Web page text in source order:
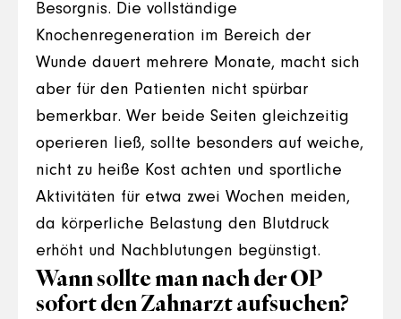
Besorgnis. Die vollständige
Knochenregeneration im Bereich der
Wunde dauert mehrere Monate, macht sich
aber für den Patienten nicht spürbar
bemerkbar. Wer beide Seiten gleichzeitig
operieren ließ, sollte besonders auf weiche,
nicht zu heiße Kost achten und sportliche
Aktivitäten für etwa zwei Wochen meiden,
da körperliche Belastung den Blutdruck
erhöht und Nachblutungen begünstigt.
Wann sollte man nach der OP
sofort den Zahnarzt aufsuchen?